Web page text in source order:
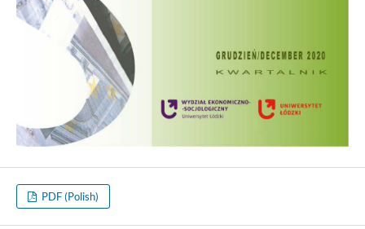
PDF (Polish)